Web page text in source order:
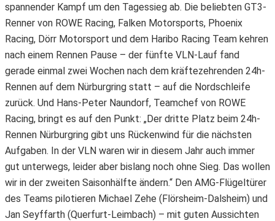
spannender Kampf um den Tagessieg ab. Die beliebten GT3-
Renner von ROWE Racing, Falken Motorsports, Phoenix
Racing, Dörr Motorsport und dem Haribo Racing Team kehren
nach einem Rennen Pause – der fünfte VLN-Lauf fand
gerade einmal zwei Wochen nach dem kräftezehrenden 24h-
Rennen auf dem Nürburgring statt – auf die Nordschleife
zurück. Und Hans-Peter Naundorf, Teamchef von ROWE
Racing, bringt es auf den Punkt: „Der dritte Platz beim 24h-
Rennen Nürburgring gibt uns Rückenwind für die nächsten
Aufgaben. In der VLN waren wir in diesem Jahr auch immer
gut unterwegs, leider aber bislang noch ohne Sieg. Das wollen
wir in der zweiten Saisonhälfte ändern.“ Den AMG-Flügeltürer
des Teams pilotieren Michael Zehe (Flörsheim-Dalsheim) und
Jan Seyffarth (Querfurt-Leimbach) – mit guten Aussichten